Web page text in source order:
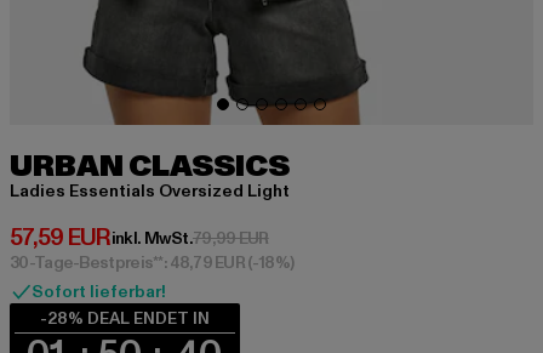
URBAN CLASSICS
Ladies Essentials Oversized Light
57,59 EUR
Derzeitiger Preis: 57,59 EUR
inkl. MwSt.79,99 EURAktionspreis: 79,99 EUR
30-Tage-Bestpreis**: 48,79 EUR(-18%)
Sofort lieferbar!
-28% DEAL ENDET IN